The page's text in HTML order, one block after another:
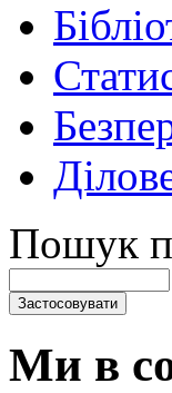
Пошук
Ми в